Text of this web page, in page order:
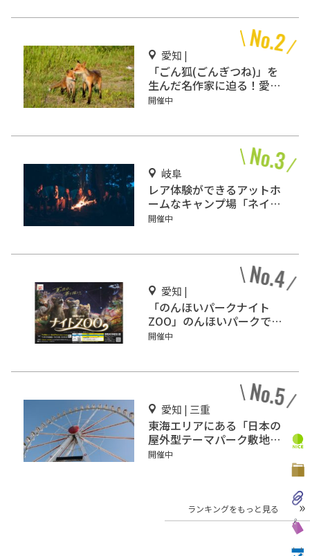
愛知 |
「ごん狐(ごんぎつね)」を
生んだ名作家に迫る！愛知
県半田市の「新美南吉記念
開催中
岐阜
レア体験ができるアットホ
ームなキャンプ場「ネイチ
ャーランドかみのほ」
開催中
愛知 |
「のんほいパークナイト
ZOO」のんほいパークで開
催
開催中
愛知 | 三重
東海エリアにある「日本の
屋外型テーマパーク敷地面
積ランキング」入りしてい
開催中
ランキングをもっと見る